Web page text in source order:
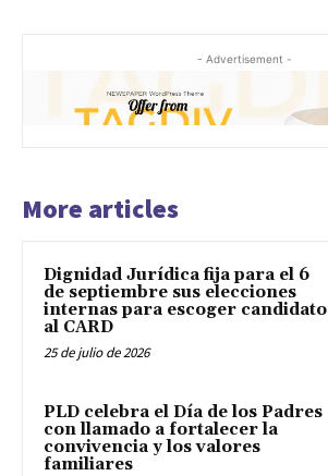
- Advertisement -
More articles
Dignidad Jurídica fija para el 6
de septiembre sus elecciones
internas para escoger candidato
al CARD
25 de julio de 2026
PLD celebra el Día de los Padres
con llamado a fortalecer la
convivencia y los valores
familiares